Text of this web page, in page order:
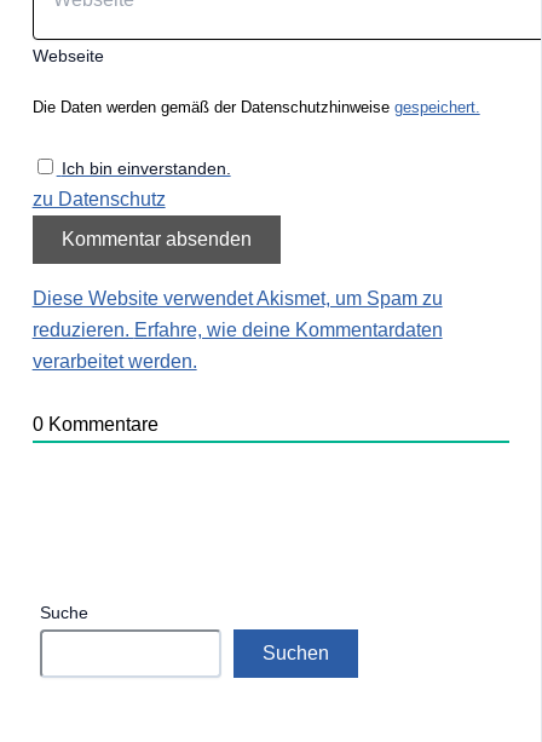
Webseite
Die Daten werden gemäß der Datenschutzhinweise gespeichert.
Ich bin einverstanden.
zu Datenschutz
Diese Website verwendet Akismet, um Spam zu
reduzieren. Erfahre, wie deine Kommentardaten
verarbeitet werden.
0Kommentare
Suche
Suchen